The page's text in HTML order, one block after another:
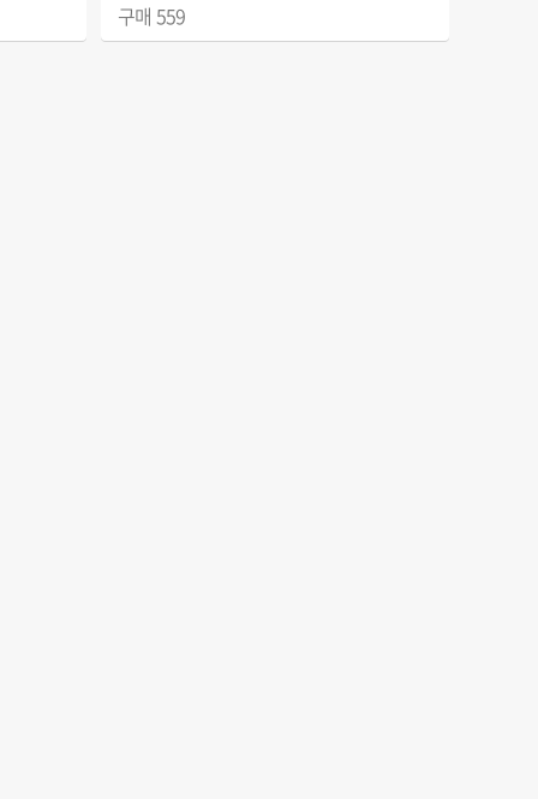
구매 559